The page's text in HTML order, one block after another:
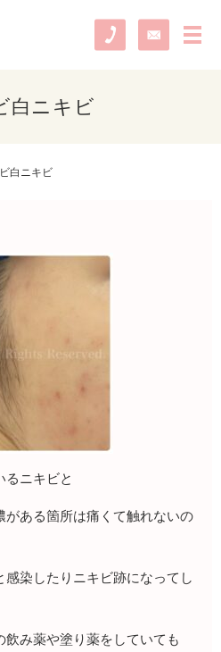
メ
白ニキビ
白ニキビ
るニキビと
がある箇所は痛くて触れないの
感染したりニキビ跡になってし
み薬や塗り薬をしていても